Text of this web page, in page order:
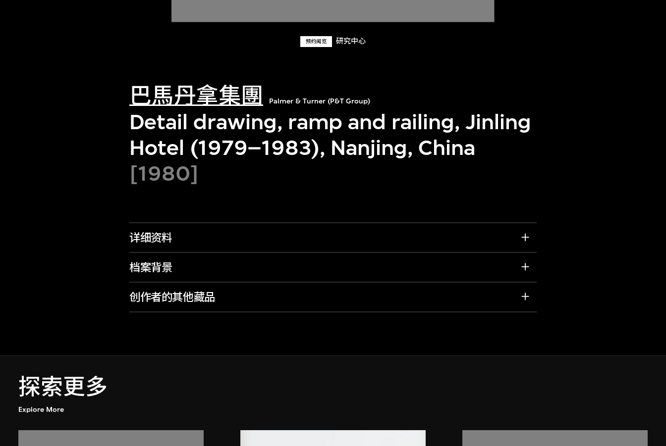
预约阅览 研究中心
巴馬丹拿集團 Palmer & Turner (P&T Group)
Detail drawing, ramp and railing, Jinling
Hotel (1979–1983), Nanjing, China
[1980]
详细资料
档案背景
创作者的其他藏品
探索更多
Explore More